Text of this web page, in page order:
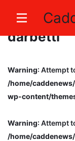
Mesai
darbetti
Warning: Attempt
/home/
wp-content/
Warning: Attempt
/home/